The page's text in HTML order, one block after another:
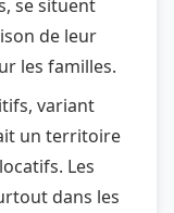
se situent
de leur
les familles.
variant
un territoire
Les
dans les